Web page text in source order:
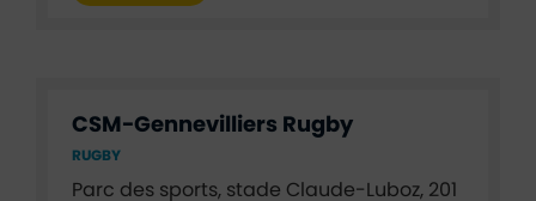
CSM-Gennevilliers Rugby
RUGBY
Parc des sports, stade Claude-Luboz, 201